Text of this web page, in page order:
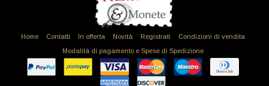
Home Contatti In offerta Novità Registrati
Condizioni di vendita
Modalità di pagamento e Spese di Spedizione